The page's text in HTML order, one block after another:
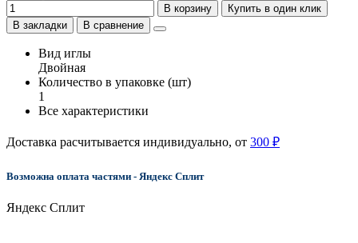
В корзину
Купить в один клик
В закладки
В сравнение
Вид иглы
Двойная
Количество в упаковке (шт)
1
Все характеристики
Доставка расчитывается индивидуально, от 300 ₽
Возможна оплата частями - Яндекс Сплит
Яндекс Сплит